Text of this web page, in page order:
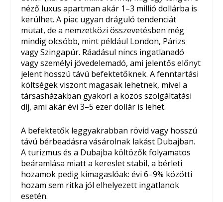
néző luxus apartman akár 1–3 millió dollárba is
kerülhet. A piac ugyan dráguló tendenciát
mutat, de a nemzetközi összevetésben még
mindig olcsóbb, mint például London, Párizs
vagy Szingapúr. Ráadásul nincs ingatlanadó
vagy személyi jövedelemadó, ami jelentős előnyt
jelent hosszú távú befektetőknek. A fenntartási
költségek viszont magasak lehetnek, mivel a
társasházakban gyakori a közös szolgáltatási
díj, ami akár évi 3–5 ezer dollár is lehet.
A befektetők leggyakrabban rövid vagy hosszú
távú bérbeadásra vásárolnak lakást Dubajban.
A turizmus és a Dubajba költözők folyamatos
beáramlása miatt a kereslet stabil, a bérleti
hozamok pedig kimagaslóak: évi 6–9% közötti
hozam sem ritka jól elhelyezett ingatlanok
esetén.